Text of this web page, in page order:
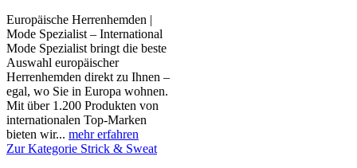
Europäische Herrenhemden |
Mode Spezialist – International
Mode Spezialist bringt die beste
Auswahl europäischer
Herrenhemden direkt zu Ihnen –
egal, wo Sie in Europa wohnen.
Mit über 1.200 Produkten von
internationalen Top-Marken
bieten wir... mehr erfahren
Zur Kategorie Strick & Sweat